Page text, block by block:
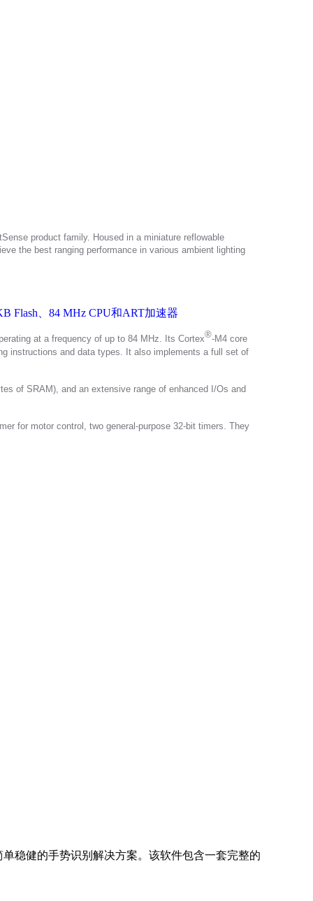
product family. Housed in a miniature reflowable
the best ranging performance in various ambient lighting
Flash、84 MHz CPU和ART加速器
at a frequency of up to 84 MHz. Its Cortex®-M4 core
instructions and data types. It also implements a full set of
of SRAM), and an extensive range of enhanced I/Os and
for motor control, two general-purpose 32-bit timers. They
稳健的手势识别解决方案。该软件包含一套完整的